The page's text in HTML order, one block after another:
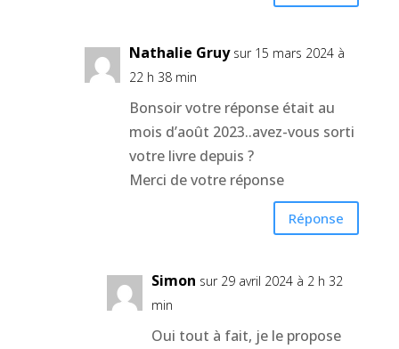
Nathalie Gruy sur 15 mars 2024 à
22 h 38 min
Bonsoir votre réponse était au
mois d’août 2023..avez-vous sorti
votre livre depuis ?
Merci de votre réponse
Réponse
Simon sur 29 avril 2024 à 2 h 32
min
Oui tout à fait, je le propose